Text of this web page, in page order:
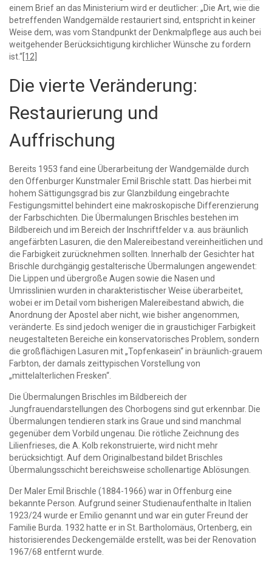
einem Brief an das Ministerium wird er deutlicher: „Die Art, wie die
betreffenden Wandgemälde restauriert sind, entspricht in keiner
Weise dem, was vom Standpunkt der Denkmalpflege aus auch bei
weitgehender Berücksichtigung kirchlicher Wünsche zu fordern
ist.“ [12]
Die vierte Veränderung:
Restaurierung und
Auffrischung
Bereits 1953 fand eine Überarbeitung der Wandgemälde durch
den Offenburger Kunstmaler Emil Brischle statt. Das hierbei mit
hohem Sättigungsgrad bis zur Glanzbildung eingebrachte
Festigungsmittel behindert eine makroskopische Differenzierung
der Farbschichten. Die Übermalungen Brischles bestehen im
Bildbereich und im Bereich der Inschriftfelder v.a. aus bräunlich
angefärbten Lasuren, die den Malereibestand vereinheitlichen und
die Farbigkeit zurücknehmen sollten. Innerhalb der Gesichter hat
Brischle durchgängig gestalterische Übermalungen angewendet:
Die Lippen und übergroße Augen sowie die Nasen und
Umrisslinien wurden in charakteristischer Weise überarbeitet,
wobei er im Detail vom bisherigen Malereibestand abwich, die
Anordnung der Apostel aber nicht, wie bisher angenommen,
veränderte. Es sind jedoch weniger die in graustichiger Farbigkeit
neugestalteten Bereiche ein konservatorisches Problem, sondern
die großflächigen Lasuren mit „Topfenkasein“ in bräunlich-grauem
Farbton, der damals zeittypischen Vorstellung von
„mittelalterlichen Fresken“.
Die Übermalungen Brischles im Bildbereich der
Jungfrauendarstellungen des Chorbogens sind gut erkennbar. Die
Übermalungen tendieren stark ins Graue und sind manchmal
gegenüber dem Vorbild ungenau. Die rötliche Zeichnung des
Lilienfrieses, die A. Kolb rekonstruierte, wird nicht mehr
berücksichtigt. Auf dem Originalbestand bildet Brischles
Übermalungsschicht bereichsweise schollenartige Ablösungen.
Der Maler Emil Brischle (1884-1966) war in Offenburg eine
bekannte Person. Aufgrund seiner Studienaufenthalte in Italien
1923/24 wurde er Emilio genannt und war ein guter Freund der
Familie Burda. 1932 hatte er in St. Bartholomäus, Ortenberg, ein
historisierendes Deckengemälde erstellt, was bei der Renovation
1967/68 entfernt wurde.